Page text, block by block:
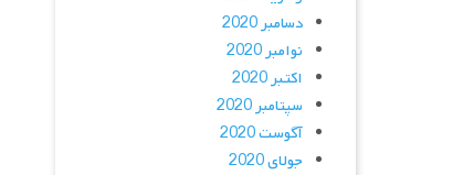
دسامبر 2020
نوامبر 2020
اکتبر 2020
سپتامبر 2020
آگوست 2020
جولای 2020